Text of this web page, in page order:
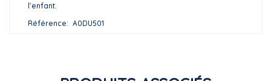
l’enfant.
Référence
A0DU501